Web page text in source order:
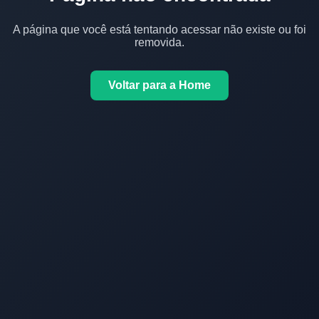
A página que você está tentando acessar não existe ou foi
removida.
Voltar para a Home